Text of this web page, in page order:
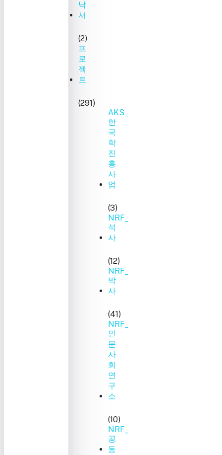
낙
서
(2)
프
로
젝
트
(291)
AKS_
한
국
학
진
흥
사
업
(3)
NRF_
석
사
(12)
NRF_
박
사
(41)
NRF_
인
문
사
회
연
구
소
(10)
NRF_
공
동